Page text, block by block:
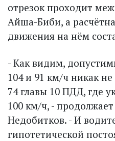
отрезок проходит
Айша-Биби, а
движения на нём
- Как видим,
104 и 91 км/ч никак
74 главы 10 ПДД, где
100 км/ч, -
Недобитков. - И
гипотетической